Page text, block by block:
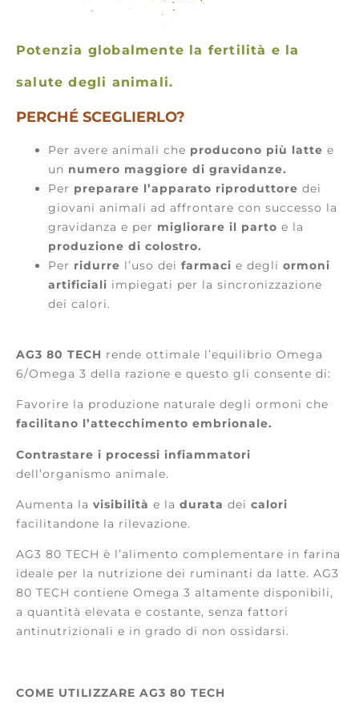
Potenzia globalmente la fertilità e la
salute degli animali.
PERCHÉ SCEGLIERLO?
Per avere animali che producono più latte e
un numero maggiore di gravidanze.
Per preparare l’apparato riproduttore dei
giovani animali ad affrontare con successo la
gravidanza e per migliorare il parto e la
produzione di colostro.
Per ridurre l’uso dei farmaci e degli ormoni
artificiali impiegati per la sincronizzazione
dei calori.
AG3 80 TECH rende ottimale l’equilibrio Omega
6/Omega 3 della razione e questo gli consente di:
Favorire la produzione naturale degli ormoni che
facilitano l’attecchimento embrionale.
Contrastare i processi infiammatori
dell’organismo animale.
Aumenta la visibilità e la durata dei calori
facilitandone la rilevazione.
AG3 80 TECH è l’alimento complementare in farina
ideale per la nutrizione dei ruminanti da latte. AG3
80 TECH contiene Omega 3 altamente disponibili,
a quantità elevata e costante, senza fattori
antinutrizionali e in grado di non ossidarsi.
COME UTILIZZARE AG3 80 TECH